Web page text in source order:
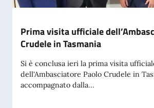
Prima visita ufficiale
Crudele in Tasmania
Si è conclusa ieri la prima visita
dell'Ambasciatore Paolo Crudele in
accompagnato dalla...